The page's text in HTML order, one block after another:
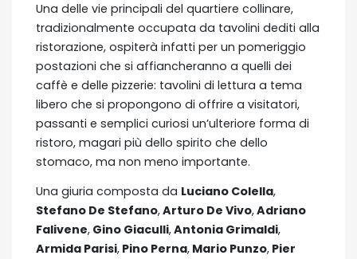
Una delle vie principali del quartiere collinare,
tradizionalmente occupata da tavolini dediti alla
ristorazione, ospiterà infatti per un pomeriggio
postazioni che si affiancheranno a quelli dei
caffè e delle pizzerie: tavolini di lettura a tema
libero che si propongono di offrire a visitatori,
passanti e semplici curiosi un’ulteriore forma di
ristoro, magari più dello spirito che dello
stomaco, ma non meno importante.
Una giuria composta da Luciano Colella,
Stefano De Stefano,Arturo De Vivo,Adriano
Falivene, Gino Giaculli,Antonia Grimaldi,
Armida Parisi, Pino Perna, Mario Punzo, Pier